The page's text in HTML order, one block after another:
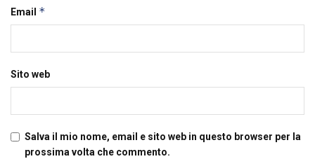
Email *
Sito web
Salva il mio nome, email e sito web in questo browser per la
prossima volta che commento.